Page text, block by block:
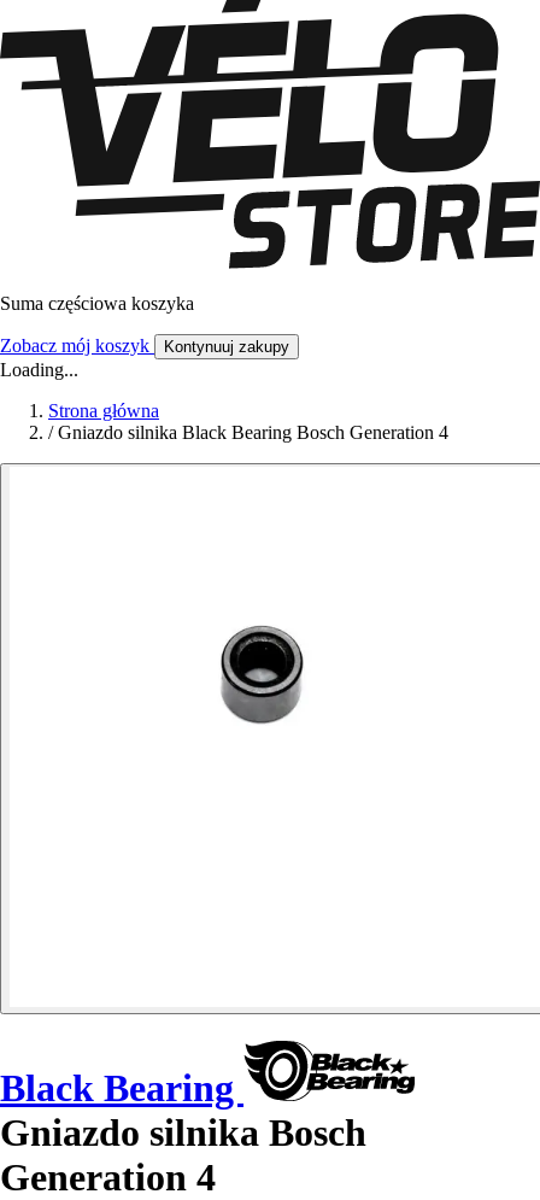
Suma częściowa koszyka
Zobacz mój koszyk Kontynuuj zakupy
Loading...
Strona główna
/ Gniazdo silnika Black Bearing Bosch Generation 4
Black Bearing
Gniazdo silnika Bosch
Generation 4